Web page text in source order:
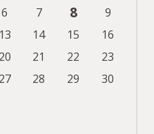
6 7 8
9
13 14 15
16
20 21 22
23
27 28 29
30